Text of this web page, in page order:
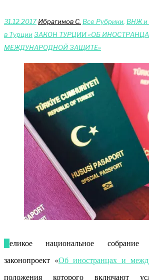
31.12.2017 Ибрагимов С. Bce Pyбрики ВНЖ и
в ТурцииЗАКОН ТУРЦИИ «ОБ
МЕЖДУНАРОДНОЙ ЗАЩИТЕ»
законопроект «Об иностранцах и
положения которого включают